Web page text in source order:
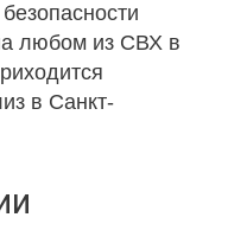
любом из СВХ в
в Санкт-